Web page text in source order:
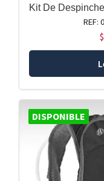
Kit De
REF:
$
DISPONIBLE